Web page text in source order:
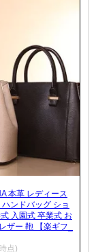
本革 レディース
ンドバッグ ショ
入園式 卒業式 お
ザー 鞄 【楽ギフ_
点)